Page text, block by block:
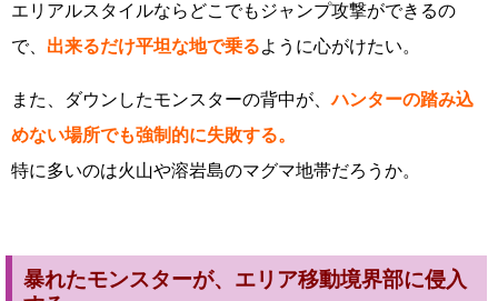
エリアルスタイルならどこでもジャンプ攻撃ができるの
で、 出来るだけ平坦な地で乗るように心がけたい。
また、ダウンしたモンスターの背中が、ハンターの踏み込
めない場所でも強制的に失敗する。
特に多いのは火山や溶岩島のマグマ地帯だろうか。
暴れたモンスターが、エリア移動境界部に侵入